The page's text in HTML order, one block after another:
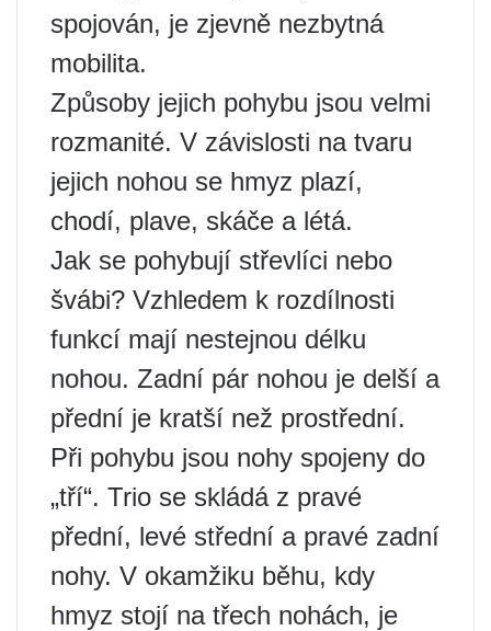
spojován, je zjevně nezbytná
mobilita.
Způsoby jejich pohybu jsou velmi
rozmanité. V závislosti na tvaru
jejich nohou se hmyz plazí,
chodí, plave, skáče a létá.
Jak se pohybují střevlíci nebo
švábi? Vzhledem k rozdílnosti
funkcí mají nestejnou délku
nohou. Zadní pár nohou je delší a
přední je kratší než prostřední.
Při pohybu jsou nohy spojeny do
„tří“. Trio se skládá z pravé
přední, levé střední a pravé zadní
nohy. V okamžiku běhu, kdy
hmyz stojí na třech nohách, je